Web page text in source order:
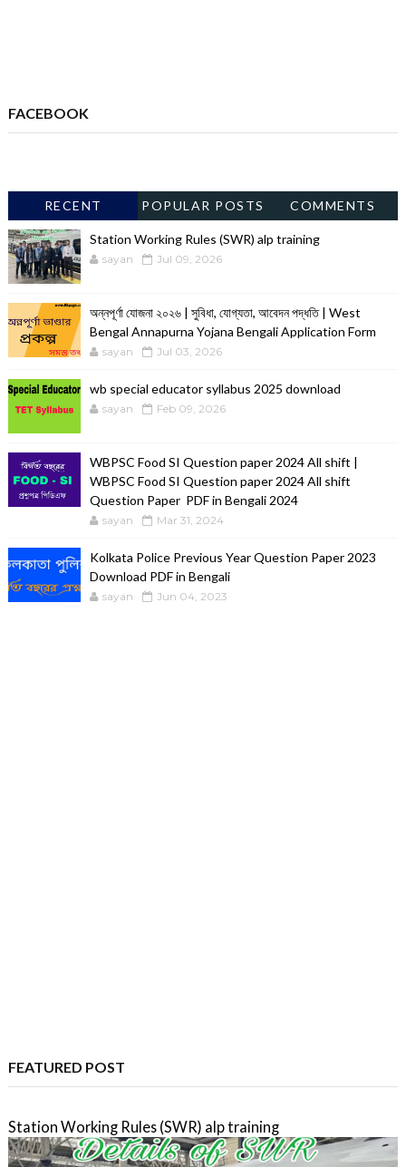
FACEBOOK
RECENT POPULAR POSTS COMMENTS
Station Working Rules (SWR) alp training
sayan Jul 09, 2026
অন্নপূর্ণা যোজনা ২০২৬ | সুবিধা, যোগ্যতা, আবেদন পদ্ধতি | West
Bengal Annapurna Yojana Bengali Application Form
sayan Jul 03, 2026
wb special educator syllabus 2025 download
sayan Feb 09, 2026
WBPSC Food SI Question paper 2024 All shift |
WBPSC Food SI Question paper 2024 All shift
Question Paper PDF in Bengali 2024
sayan Mar 31, 2024
Kolkata Police Previous Year Question Paper 2023
Download PDF in Bengali
sayan Jun 04, 2023
FEATURED POST
Station Working Rules (SWR) alp training